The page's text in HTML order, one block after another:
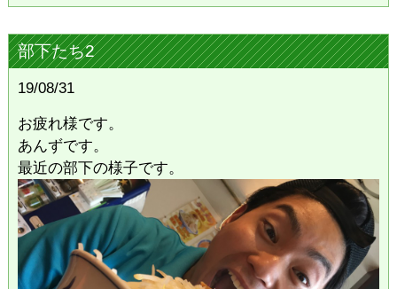
部下たち2
19/08/31
お疲れ様です。
あんずです。
最近の部下の様子です。